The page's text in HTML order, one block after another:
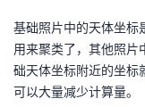
基础照片中的天体坐标
用来聚类了，其他照片
础天体坐标附近的坐标
可以大量减少计算量。